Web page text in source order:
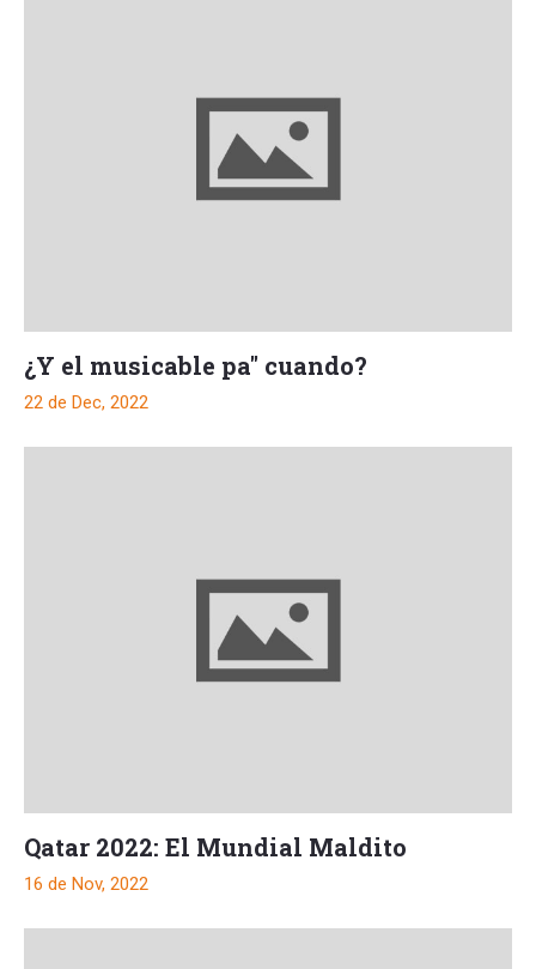
¿Y el musicable pa" cuando?
22 de Dec, 2022
Qatar 2022: El Mundial Maldito
16 de Nov, 2022